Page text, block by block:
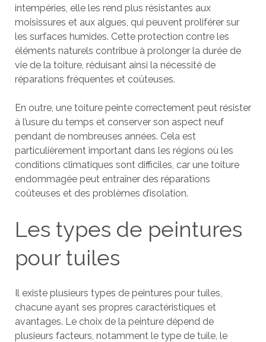
intempéries, elle les rend plus résistantes aux
moisissures et aux algues, qui peuvent proliférer sur
les surfaces humides. Cette protection contre les
éléments naturels contribue à prolonger la durée de
vie de la toiture, réduisant ainsi la nécessité de
réparations fréquentes et coûteuses.
En outre, une toiture peinte correctement peut résister
à l’usure du temps et conserver son aspect neuf
pendant de nombreuses années. Cela est
particulièrement important dans les régions où les
conditions climatiques sont difficiles, car une toiture
endommagée peut entraîner des réparations
coûteuses et des problèmes d’isolation.
Les types de peintures
pour tuiles
Il existe plusieurs types de peintures pour tuiles,
chacune ayant ses propres caractéristiques et
avantages. Le choix de la peinture dépend de
plusieurs facteurs, notamment le type de tuile, le